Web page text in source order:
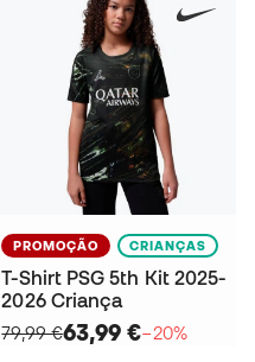
PROMOÇÃO CRIANÇAS
T-Shirt PSG 5th Kit 2025-
2026 Criança
79,99 €63,99 €−20%